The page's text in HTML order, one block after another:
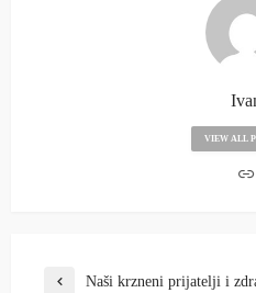
VIEW ALL
Naši krzneni prijatelji i